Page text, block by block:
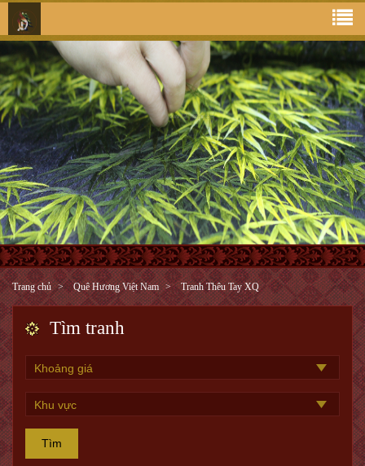
Trang chủ Quê Hương Việt Nam Tranh Thêu Tay XQ
Tìm tranh
Tìm